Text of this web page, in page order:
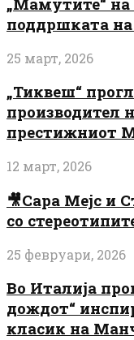
поддршката
25 март, 2026
„Тиквеш“
производител
престижниот
12 март, 2026
🎥Сара Мејс и
со
25 февруари, 2026
Во Италија
дождот“
класик на